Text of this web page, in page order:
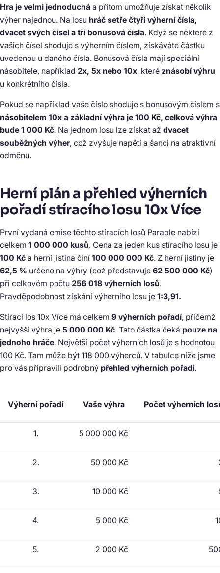
Hra je velmi jednoduchá a přitom umožňuje získat několik
výher najednou. Na losu hráč setře čtyři výherní čísla,
dvacet svých čísel a tři bonusová čísla. Když se některé z
vašich čísel shoduje s výherním číslem, získáváte částku
uvedenou u daného čísla. Bonusová čísla mají speciální
násobitele, například 2x, 5x nebo 10x, které znásobí výhru
u konkrétního čísla.
Pokud se například vaše číslo shoduje s bonusovým číslem s
násobitelem 10x a základní výhra je 100 Kč, celková výhra
bude 1 000 Kč. Na jednom losu lze získat až dvacet
souběžných výher, což zvyšuje napětí a šanci na atraktivní
odměnu.
Herní plán a přehled výherních
pořadí stíracího losu 10x Více
První vydaná emise těchto stíracích losů Paraple nabízí
celkem 1 000 000 kusů. Cena za jeden kus stíracího losu je
100 Kč a herní jistina činí 100 000 000 Kč. Z herní jistiny je
62,5 % určeno na výhry (což představuje 62 500 000 Kč)
při celkovém počtu 256 018 výherních losů.
Pravděpodobnost získání výherního losu je 1:3,91.
Stírací los 10x Více má celkem 9 výherních pořadí, přičemž
nejvyšší výhra je 5 000 000 Kč. Tato částka čeká pouze na
jednoho hráče. Největší počet výherních losů je s hodnotou
100 Kč. Tam může být 118 000 výherců. V tabulce níže jsme
pro vás připravili podrobný přehled výherních pořadí.
Výherní pořadí Vaše výhra Počet výherních
1. 5 000 000 Kč
2. 50 000 Kč
3. 10 000 Kč
4. 5 000 Kč
5. 2 000 Kč